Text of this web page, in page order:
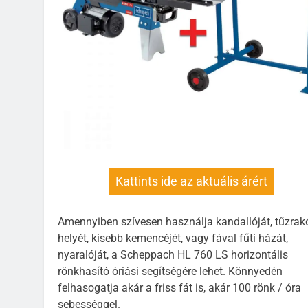
Kattints ide az aktuális árért
Amennyiben szívesen használja kandallóját,
helyét, kisebb kemencéjét, vagy fával fűti házát,
nyaralóját, a Scheppach HL 760 LS horizontális
rönkhasító óriási segítségére lehet. Könnyedén
felhasogatja akár a friss fát is, akár 100 rönk / óra
sebességgel.